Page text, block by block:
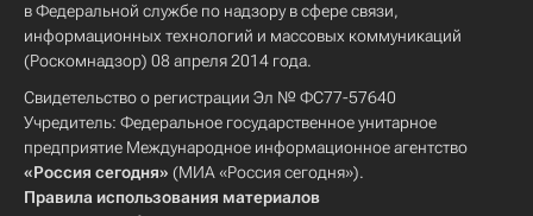
в Федеральной службе по надзору в сфере связи,
информационных технологий и массовых коммуникаций
(Роскомнадзор) 08 апреля 2014 года.
Свидетельство о регистрации Эл № ФС77-57640
Учредитель: Федеральное государственное унитарное
предприятие Международное информационное агентство
«Россия сегодня» (МИА «Россия сегодня»).
Правила использования материалов